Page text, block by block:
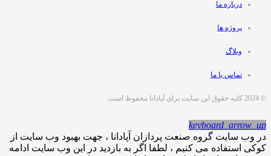
درباره ما
پروژه ها
وبلاگ
تماس با ما
© 2024 کلیه حقوق این سایت برای آپادانا محفوظ است.
keyboard_arrow_up
در وب سایت گروه صنعت پردازان آپادانا ، جهت بهبود وب سایت از
کوکی استفاده می کنیم ، لطفا اگر به بازدید در این وب سایت ادامه